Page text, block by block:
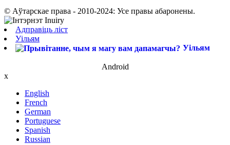
© Аўтарскае права - 2010-2024: Усе правы абаронены.
Адправіць ліст
Уільям
Уільям
Android
x
English
French
German
Portuguese
Spanish
Russian